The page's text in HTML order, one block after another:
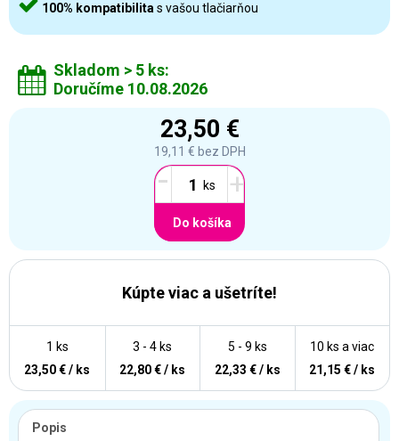
100% kompatibilita s vašou tlačiarňou
Skladom > 5 ks:
Doručíme 10.08.2026
23,50 €
19,11 € bez DPH
- +
Do košíka
Kúpte viac a ušetríte!
10 ks a viac
21,15 € / ks
5 - 9 ks
22,33 € / ks
3 - 4 ks
22,80 € / ks
1 ks
23,50 € / ks
Popis